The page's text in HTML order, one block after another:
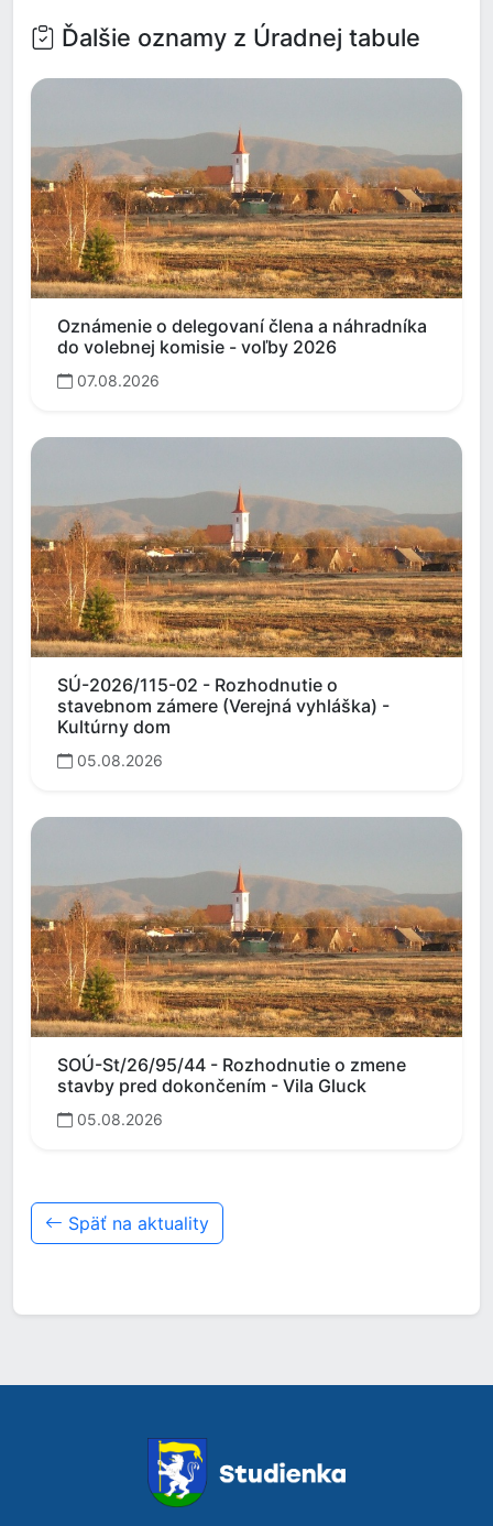
Ďalšie oznamy z Úradnej tabule
Oznámenie o delegovaní člena a náhradníka
do volebnej komisie - voľby 2026
07.08.2026
SÚ-2026/115-02 - Rozhodnutie o
stavebnom zámere (Verejná vyhláška) -
Kultúrny dom
05.08.2026
SOÚ-St/26/95/44 - Rozhodnutie o zmene
stavby pred dokončením - Vila Gluck
05.08.2026
Späť na aktuality